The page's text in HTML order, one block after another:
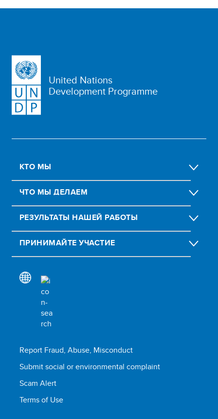
United Nations
Development Programme
КТО МЫ
ЧТО МЫ ДЕЛАЕМ
РЕЗУЛЬТАТЫ НАШЕЙ РАБОТЫ
ПРИНИМАЙТЕ УЧАСТИЕ
Report Fraud, Abuse, Misconduct
Submit social or environmental complaint
Scam Alert
Terms of Use